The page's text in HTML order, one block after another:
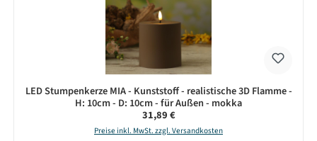
LED Stumpenkerze MIA - Kunststoff - realistische 3D Flamme -
H: 10cm - D: 10cm - für Außen - mokka
Regulärer Preis:
31,89 €
Preise inkl. MwSt. zzgl. Versandkosten